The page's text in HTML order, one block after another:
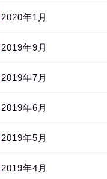
2020年1月
2019年9月
2019年7月
2019年6月
2019年5月
2019年4月